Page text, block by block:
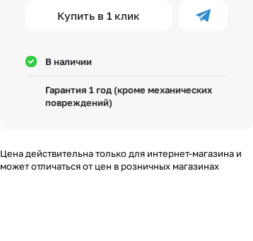
Купить в 1 клик
В наличии
Гарантия 1 год (кроме механических
повреждений)
Цена действительна только для интернет-магазина и
может отличаться от цен в розничных магазинах